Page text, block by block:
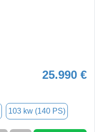
25.990 €
103 kw (140 PS)